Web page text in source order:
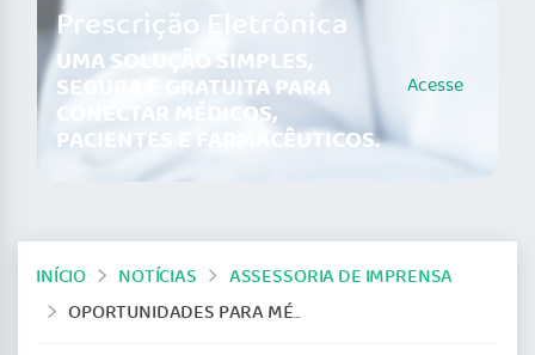
Prescrição Eletrônica
UMA SOLUÇÃO SIMPLES,
SEGURA E GRATUITA PARA
CONECTAR MÉDICOS,
PACIENTES E FARMACÊUTICOS.
Acesse
INÍCIO NOTÍCIAS
ASSESSORIA DE IMPRENSA
OPORTUNIDADES PARA MÉDICOS NO INTERIOR DE SP